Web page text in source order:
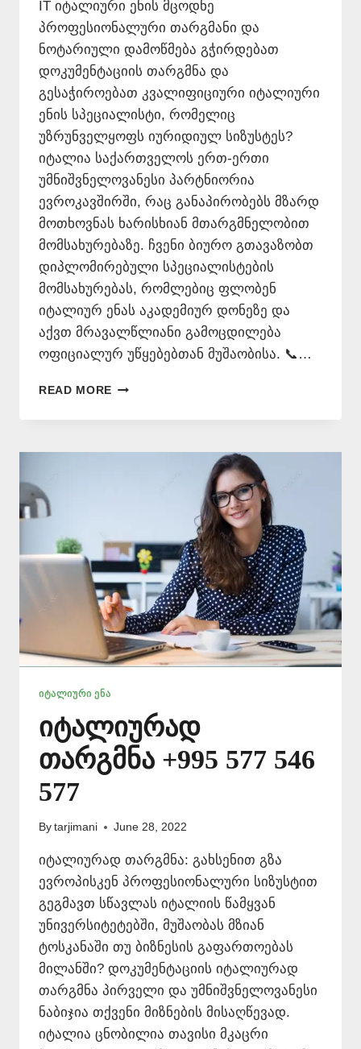
IT იტალიური ენის მცოდნე
პროფესიონალური თარგმანი და
ნოტარიული დამოწმება გჭირდებათ
დოკუმენტაციის თარგმნა და
გესაჭიროებათ კვალიფიციური იტალიური
ენის სპეციალისტი, რომელიც
უზრუნველყოფს იურიდიულ სიზუსტეს?
იტალია საქართველოს ერთ-ერთი
უმნიშვნელოვანესი პარტნიორია
ევროკავშირში, რაც განაპირობებს მზარდ
მოთხოვნას ხარისხიან მთარგმნელობით
მომსახურებაზე. ჩვენი ბიურო გთავაზობთ
დიპლომირებული სპეციალისტების
მომსახურებას, რომლებიც ფლობენ
იტალიურ ენას აკადემიურ დონეზე და
აქვთ მრავალწლიანი გამოცდილება
ოფიციალურ უწყებებთან მუშაობისა. 📞…
READ MORE ᲘᲢᲐᲚᲘᲣᲠᲘ
ᲛᲪᲝᲓᲜᲔ
577
ᲘᲢᲐᲚᲘᲣᲠᲘ ᲔᲜᲐ
იტალიურად
თარგმნა +995 577 546
577
By tarjimani June 28, 2022
იტალიურად თარგმნა: გახსენით გზა
ევროპისკენ პროფესიონალური სიზუსტით
გეგმავთ სწავლას იტალიის წამყვან
უნივერსიტეტებში, მუშაობას მზიან
ტოსკანაში თუ ბიზნესის გაფართოებას
მილანში? დოკუმენტაციის იტალიურად
თარგმნა პირველი და უმნიშვნელოვანესი
ნაბიჯია თქვენი მიზნების მისაღწევად.
იტალია ცნობილია თავისი მკაცრი